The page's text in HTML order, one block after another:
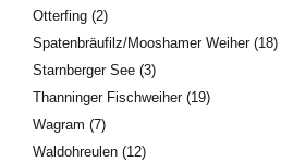
Otterfing (2)
Spatenbräufilz/Mooshamer Weiher(18)
Starnberger See (3)
Thanninger Fischweiher(19)
Wagram (7)
Waldohreulen (12)